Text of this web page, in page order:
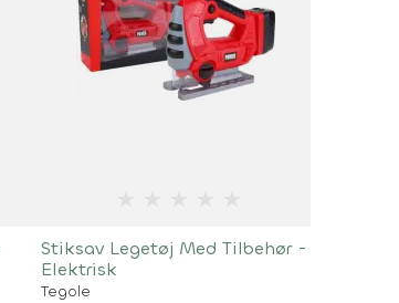
Stiksav Legetøj Med Tilbehør -
Elektrisk
Tegole